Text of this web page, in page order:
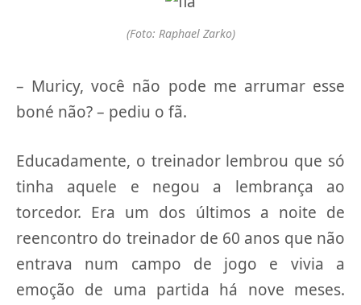
(Foto: Raphael Zarko)
– Muricy, você não pode me arrumar esse
boné não? – pediu o fã.
Educadamente, o treinador lembrou que só
tinha aquele e negou a lembrança ao
torcedor. Era um dos últimos a noite de
reencontro do treinador de 60 anos que não
entrava num campo de jogo e vivia a
emoção de uma partida há nove meses.